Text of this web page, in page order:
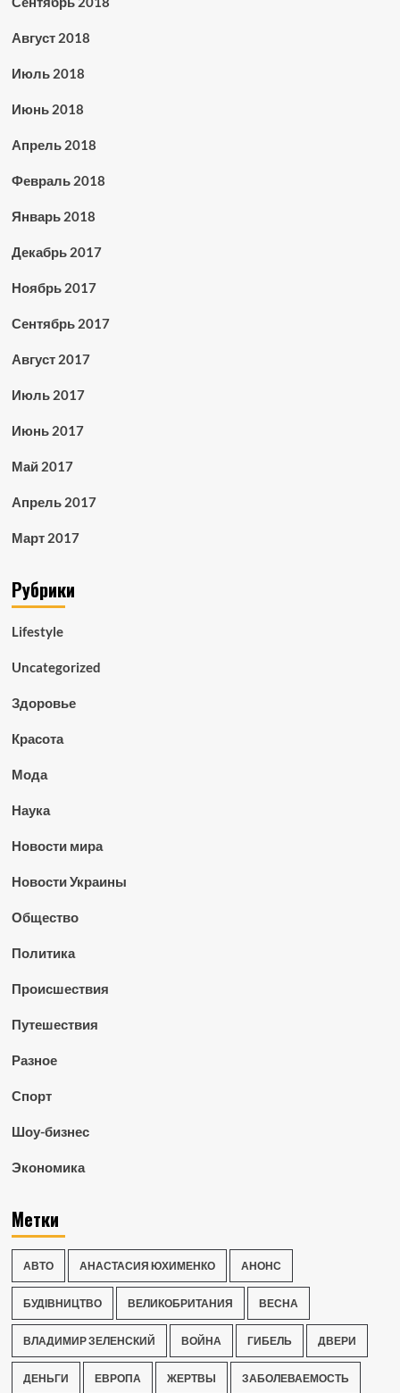
Август 2018
Июль 2018
Июнь 2018
Апрель 2018
Февраль 2018
Январь 2018
Декабрь 2017
Ноябрь 2017
Сентябрь 2017
Август 2017
Июль 2017
Июнь 2017
Май 2017
Апрель 2017
Март 2017
Рубрики
Lifestyle
Uncategorized
Здоровье
Красота
Мода
Наука
Новости мира
Новости Украины
Общество
Политика
Происшествия
Путешествия
Разное
Спорт
Шоу-бизнес
Экономика
Метки
АВТО АНАСТАСИЯ ЮХИМЕНКО АНОНС
БУДІВНИЦТВО ВЕЛИКОБРИТАНИЯ ВЕСНА
ВЛАДИМИР ЗЕЛЕНСКИЙ ВОЙНА ГИБЕЛЬ ДВЕРИ
ДЕНЬГИ ЕВРОПА ЖЕРТВЫ ЗАБОЛЕВАЕМОСТЬ